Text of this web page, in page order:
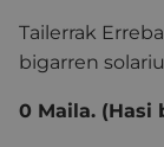
Tailerrak
bigarren
0 Maila. (Hasi